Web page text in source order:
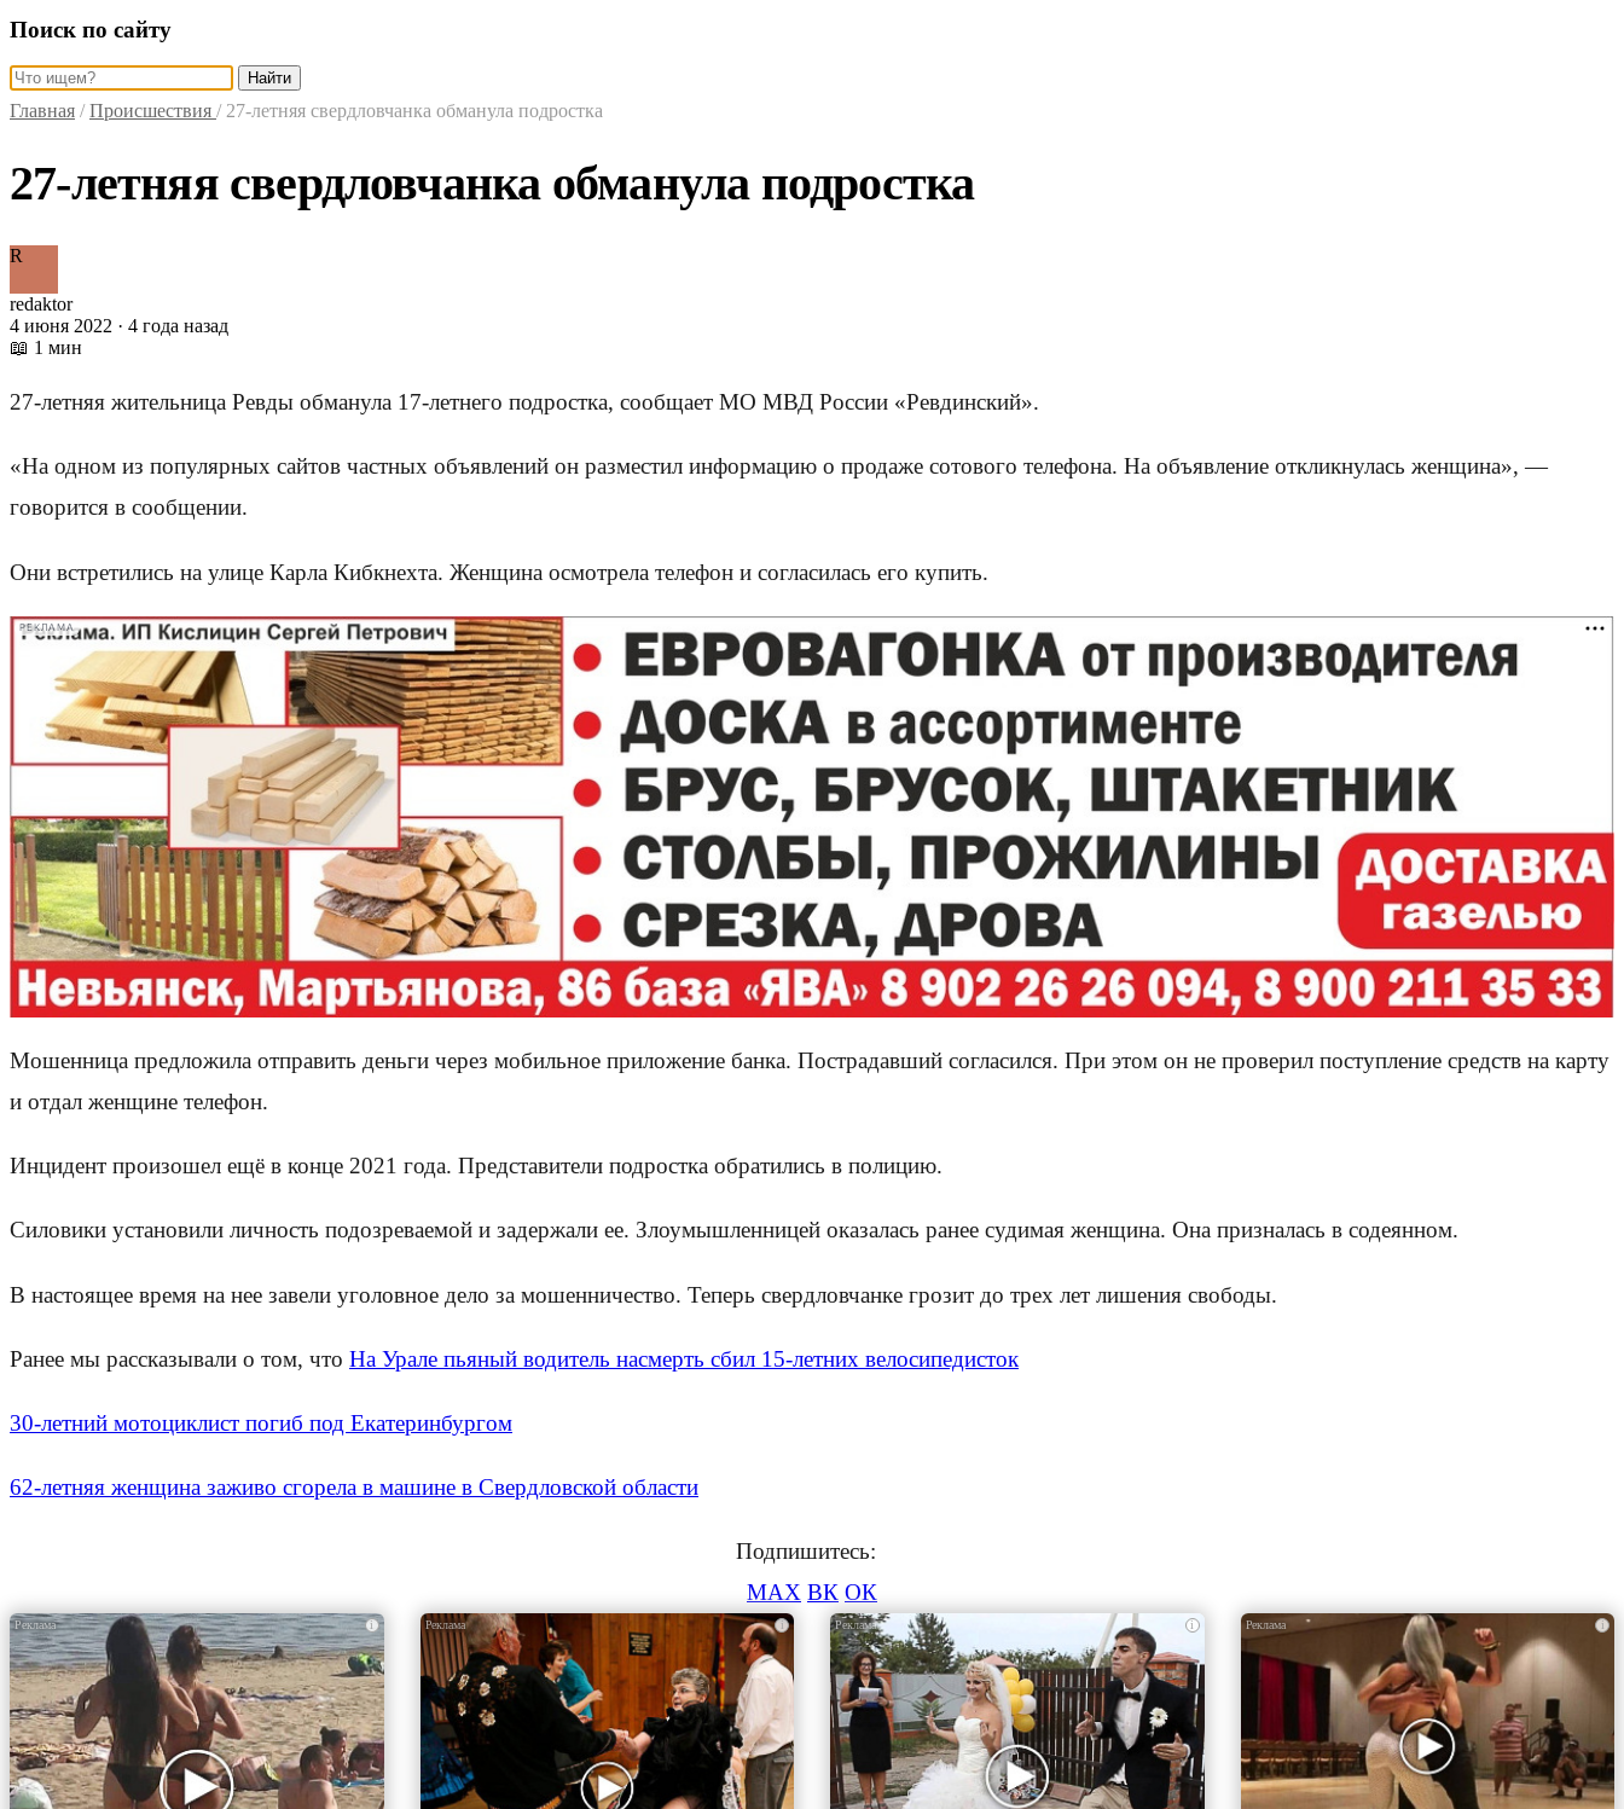
Поиск по сайту
Найти
Главная / Происшествия / 27-летняя свердловчанка обманула подростка
27-летняя свердловчанка обманула подростка
R
redaktor
4 июня 2022 · 4 года назад
📖 1 мин
27-летняя жительница Ревды обманула 17-летнего подростка, сообщает МО МВД России «Ревдинский».
«На одном из популярных сайтов частных объявлений он разместил информацию о продаже сотового телефона. На объявление откликнулась женщина», —
говорится в сообщении.
Они встретились на улице Карла Кибкнехта. Женщина осмотрела телефон и согласилась его купить.
РЕКЛАМА
Мошенница предложила отправить деньги через мобильное приложение банка. Пострадавший согласился. При этом он не проверил поступление средств на карту
и отдал женщине телефон.
Инцидент произошел ещё в конце 2021 года. Представители подростка обратились в полицию.
Силовики установили личность подозреваемой и задержали ее. Злоумышленницей оказалась ранее судимая женщина. Она призналась в содеянном.
В настоящее время на нее завели уголовное дело за мошенничество. Теперь свердловчанке грозит до трех лет лишения свободы.
Ранее мы рассказывали о том, что На Урале пьяный водитель насмерть сбил 15-летних велосипедисток
30-летний мотоциклист погиб под Екатеринбургом
62-летняя женщина заживо сгорела в машине в Свердловской области
Подпишитесь:
MAX ВК ОК
i i i i